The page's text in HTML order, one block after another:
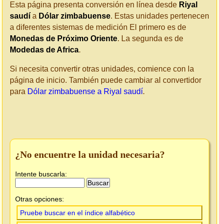
Esta página presenta conversión en línea desde Riyal
saudí a Dólar zimbabuense. Estas unidades pertenecen
a diferentes sistemas de medición El primero es de
Monedas de Próximo Oriente. La segunda es de
Modedas de Africa.
Si necesita convertir otras unidades, comience con la
página de inicio. También puede cambiar al convertidor
para Dólar zimbabuense a Riyal saudí.
¿No encuentre la unidad necesaria?
Intente buscarla:
Otras opciones:
Pruebe buscar en el índice alfabético